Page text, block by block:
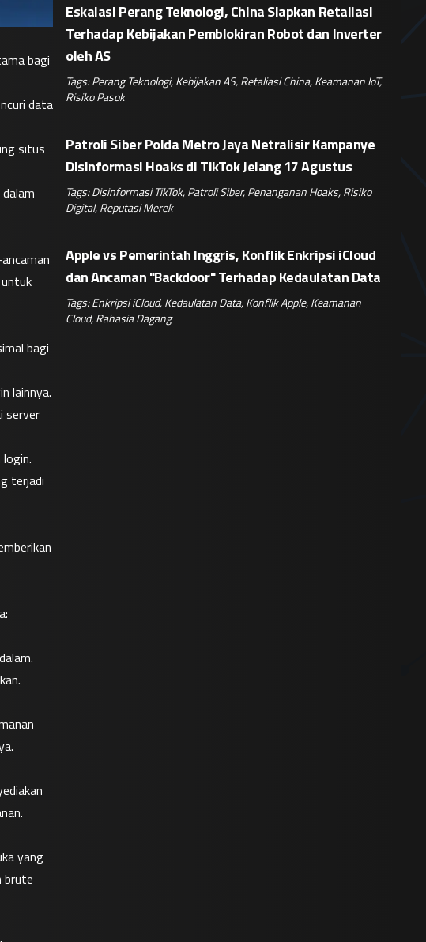
bagi
data
situs
bagi
lainnya.
server
terjadi
yang
brute
Eskalasi Perang Teknologi, China Siapkan Retaliasi
Terhadap Kebijakan Pemblokiran Robot dan Inverter
oleh AS
Tags:Perang Teknologi,Kebijakan AS,Retaliasi China,Keamanan IoT,
Risiko Pasok
Patroli Siber Polda Metro Jaya Netralisir Kampanye
Disinformasi Hoaks di TikTok Jelang 17 Agustus
Tags:Disinformasi TikTok,Patroli Siber,Penanganan Hoaks,Risiko
Digital,Reputasi Merek
Apple vs Pemerintah Inggris, Konflik Enkripsi iCloud
dan Ancaman "Backdoor" Terhadap Kedaulatan Data
Tags:Enkripsi iCloud,Kedaulatan Data,Konflik Apple,Keamanan
Cloud,Rahasia Dagang